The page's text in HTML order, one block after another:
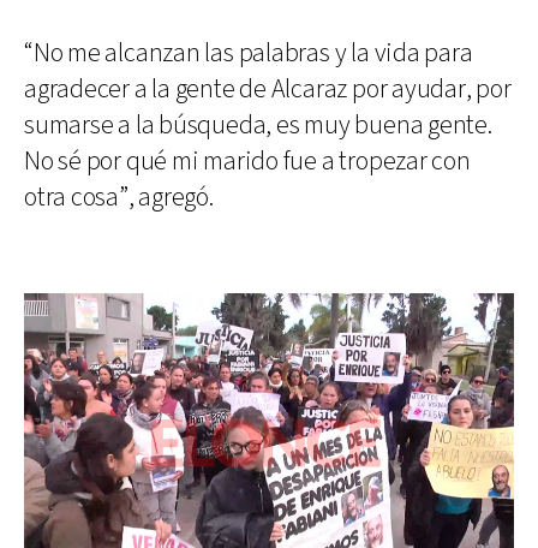
“No me alcanzan las palabras y la vida para
agradecer a la gente de Alcaraz por ayudar, por
sumarse a la búsqueda, es muy buena gente.
No sé por qué mi marido fue a tropezar con
otra cosa”, agregó.